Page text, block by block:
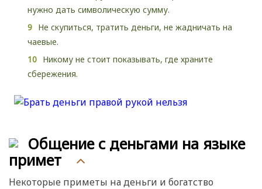
нужно дать символическую сумму.
Не скупиться, тратить деньги, не жадничать на
чаевые.
Никому не стоит показывать, где храните
сбережения.
Общение с деньгами на языке
примет
Некоторые приметы на деньги и богатство